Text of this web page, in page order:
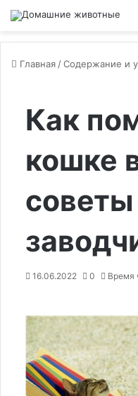
Главная /Содержание и
Как
кошке
16.06.2022 0 Время